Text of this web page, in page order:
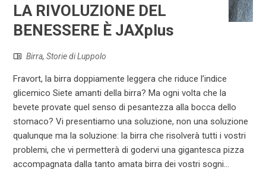
LA RIVOLUZIONE DEL
BENESSERE È JAXplus
Birra,Storie di Luppolo
Fravort, la birra doppiamente leggera che riduce l’indice
glicemico Siete amanti della birra? Ma ogni volta che la
bevete provate quel senso di pesantezza alla bocca dello
stomaco? Vi presentiamo una soluzione, non una soluzione
qualunque ma la soluzione: la birra che risolverà tutti i vostri
problemi, che vi permetterà di godervi una gigantesca pizza
accompagnata dalla tanto amata birra dei vostri sogni…